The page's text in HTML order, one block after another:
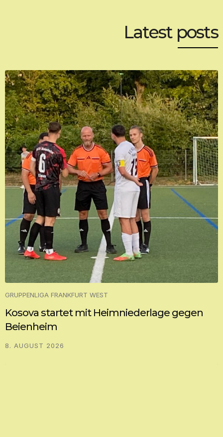
Latest posts
GRUPPENLIGA FRANKFURT WEST
Kosova startet mit Heimniederlage gegen
Beienheim
8. AUGUST 2026